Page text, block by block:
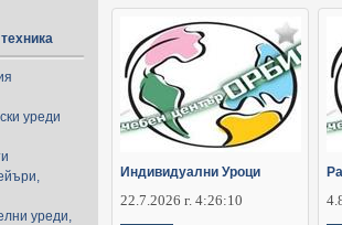
уреди
уреди,
Индивидуални Уроци
22.7.2026 г. 4:26:10